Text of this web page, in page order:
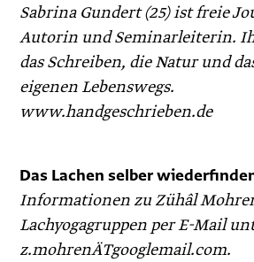
Sabrina Gundert (25) ist freie
Autorin und ­Seminarleiterin.
das Schreiben, die Natur und
eigenen Lebenswegs.
www.handgeschrieben.de
Das Lachen selber
Informationen zu Zühâl
Lachyogagruppen per E-Mail
z.mohrenÄTgooglemail.com.